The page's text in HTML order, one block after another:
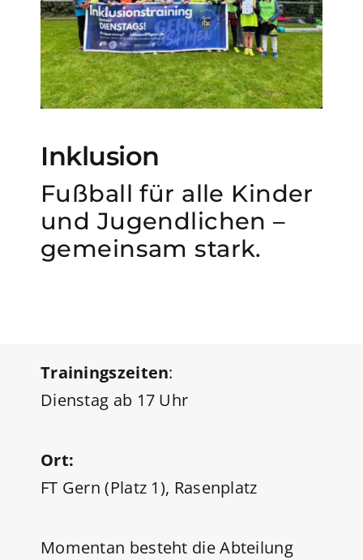
Partner & Sponsoren
Kontakt
Inklusion
Fußball für alle Kinder
und Jugendlichen –
gemeinsam stark.
Trainingszeiten:
Dienstag ab 17 Uhr
Ort:
FT Gern (Platz 1), Rasenplatz
Momentan besteht die Abteilung